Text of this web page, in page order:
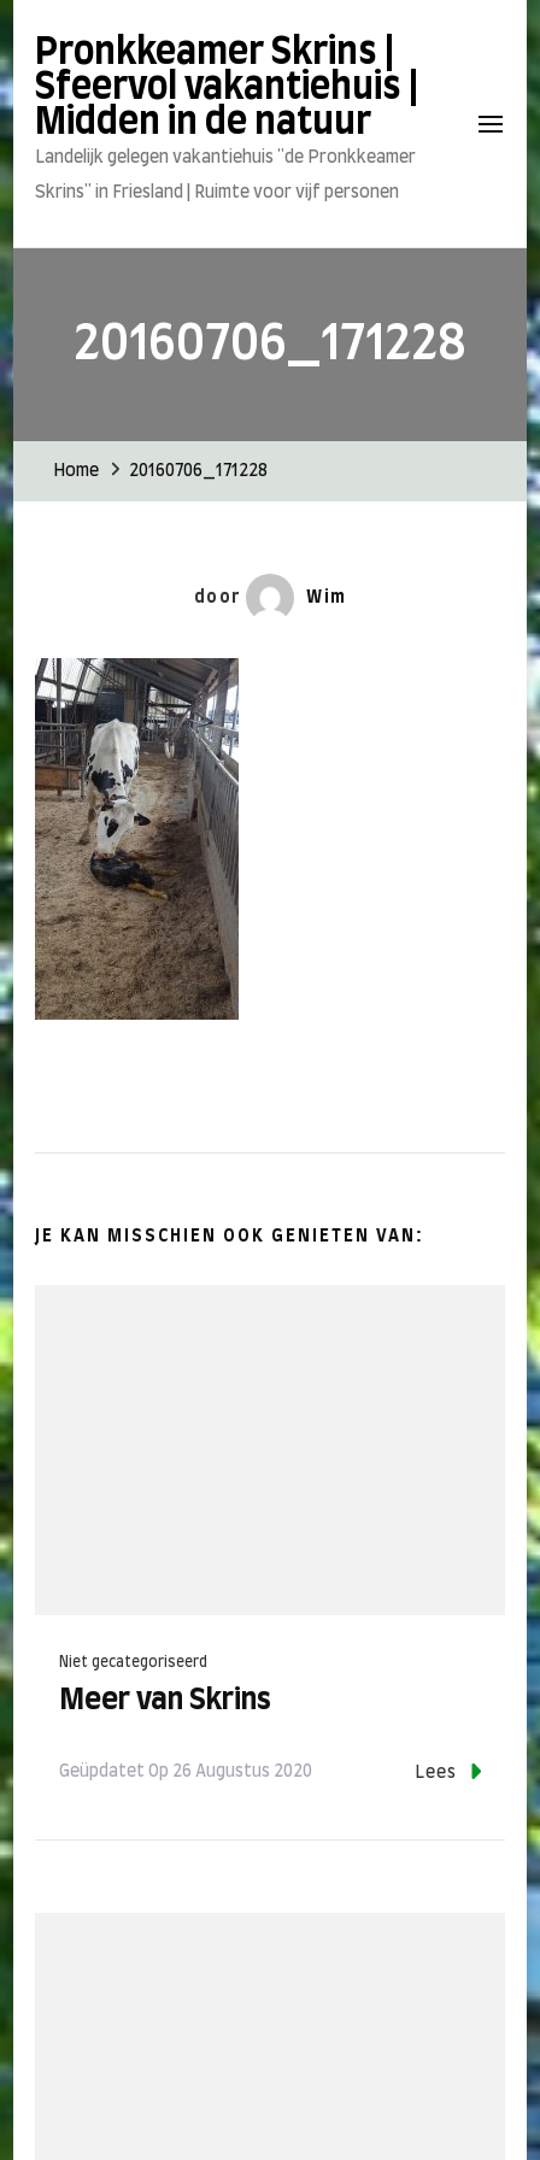
Pronkkeamer Skrins |
Sfeervol vakantiehuis |
Midden in de natuur
Landelijk gelegen vakantiehuis "de Pronkkeamer
Skrins" in Friesland | Ruimte voor vijf personen
20160706_171228
Home 20160706_171228
door Wim
JE KAN MISSCHIEN OOK GENIETEN VAN:
Niet gecategoriseerd
Meer van Skrins
Geüpdatet Op 26 Augustus 2020 Lees